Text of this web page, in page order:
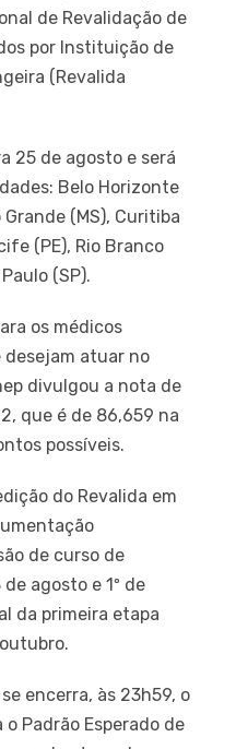
de Revalidação de
por Instituição de
(Revalida
25 de agosto e será
Belo Horizonte
Grande (MS), Curitiba
(PE), Rio Branco
(SP).
os médicos
atuar no
divulgou a nota de
que é de 86,659 na
possíveis.
do Revalida em
de curso de
agosto e 1º de
da primeira etapa
encerra, às 23h59, o
Padrão Esperado de